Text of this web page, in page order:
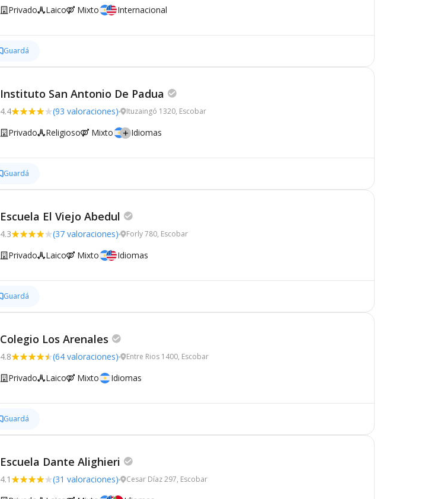
Privado Laico Mixto Internacional
Guardá
Instituto San Antonio De Padua
4.4 (93 valoraciones) Ituzaingó 1320, Escobar
Privado Religioso Mixto Idiomas
Guardá
Escuela El Viejo Abedul
4.3 (37 valoraciones) Forly 780, Escobar
Privado Laico Mixto Idiomas
Guardá
Colegio Los Arenales
4.8 (64 valoraciones) Entre Rios 1400, Escobar
Privado Laico Mixto Idiomas
Guardá
Escuela Dante Alighieri
4.1 (31 valoraciones) Cesar Díaz 297, Escobar